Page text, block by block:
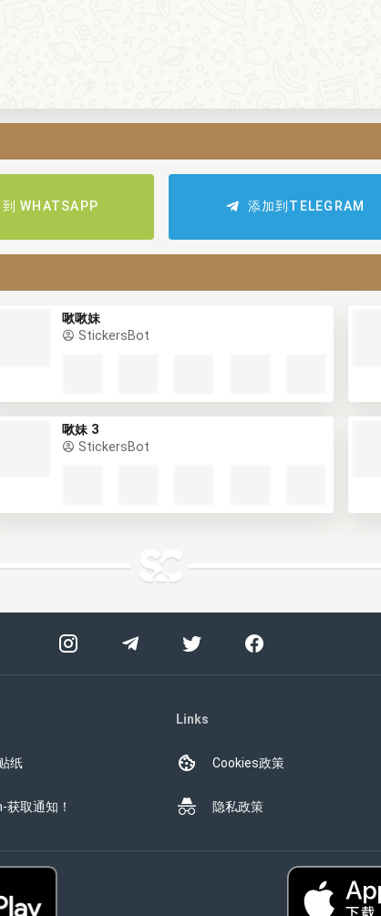
WHATSAPP 添加到TELEGRAM
啾啾妹
StickersBot
啾妹 3
StickersBot
纸
获取通知！
Links
Cookies政策
隐私政策